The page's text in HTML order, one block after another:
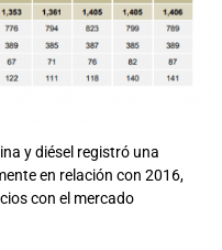
y diésel registró una
en relación con 2016,
con el mercado